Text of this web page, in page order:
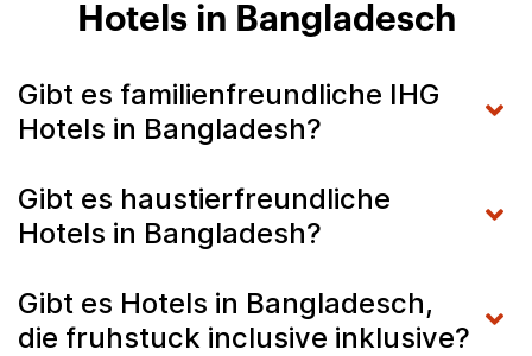
Hotels in Bangladesch
Gibt es familienfreundliche IHG
Hotels in Bangladesh?
Gibt es haustierfreundliche
Hotels in Bangladesh?
Gibt es Hotels in Bangladesch,
die fruhstuck inclusive inklusive?